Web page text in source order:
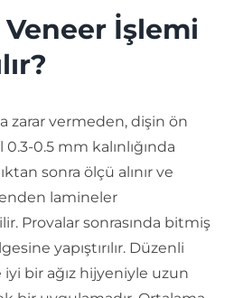
İşlemi
zarar vermeden, dişin ön
0.5 mm kalınlığında
sonra ölçü alınır ve
lamineler
Provalar sonrasında bitmiş
yapıştırılır. Düzenli
bir ağız hijyeniyle uzun